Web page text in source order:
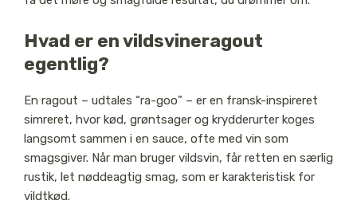
Hvad er en vildsvineragout
egentlig?
En ragout – udtales “ra-goo” – er en fransk-inspireret
simreret, hvor kød, grøntsager og krydderurter koges
langsomt sammen i en sauce, ofte med vin som
smagsgiver. Når man bruger vildsvin, får retten en særlig
rustik, let nøddeagtig smag, som er karakteristisk for
vildtkød.